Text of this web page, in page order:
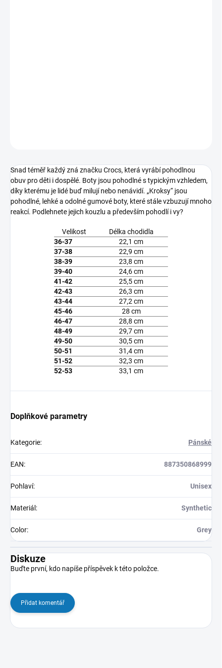
Snad téměř každý zná značku Crocs, která vyrábí pohodlnou
obuv pro děti i dospělé. Boty jsou pohodlné s typickým vzhledem,
díky kterému je lidé buď milují nebo nenávidí. „Kroksy“ jsou
pohodlné, lehké a odolné gumové boty, které stále vzbuzují mnoho
reakcí. Podlehnete jejich kouzlu a především pohodlí i vy?
Velikost
Délka chodidla
36-37
22,1 cm
37-38
22,9 cm
38-39
23,8 cm
39-40
24,6 cm
41-42
25,5 cm
42-43
26,3 cm
43-44
27,2 cm
45-46
28 cm
46-47
28,8 cm
48-49
29,7 cm
49-50
30,5 cm
50-51
31,4 cm
51-52
32,3 cm
52-53
33,1 cm
Doplňkové parametry
Kategorie: Pánské
EAN: 887350868999
Pohlaví: Unisex
Materiál : Synthetic
Color: Grey
Diskuze
Buďte první, kdo napíše příspěvek k této položce.
Přidat komentář